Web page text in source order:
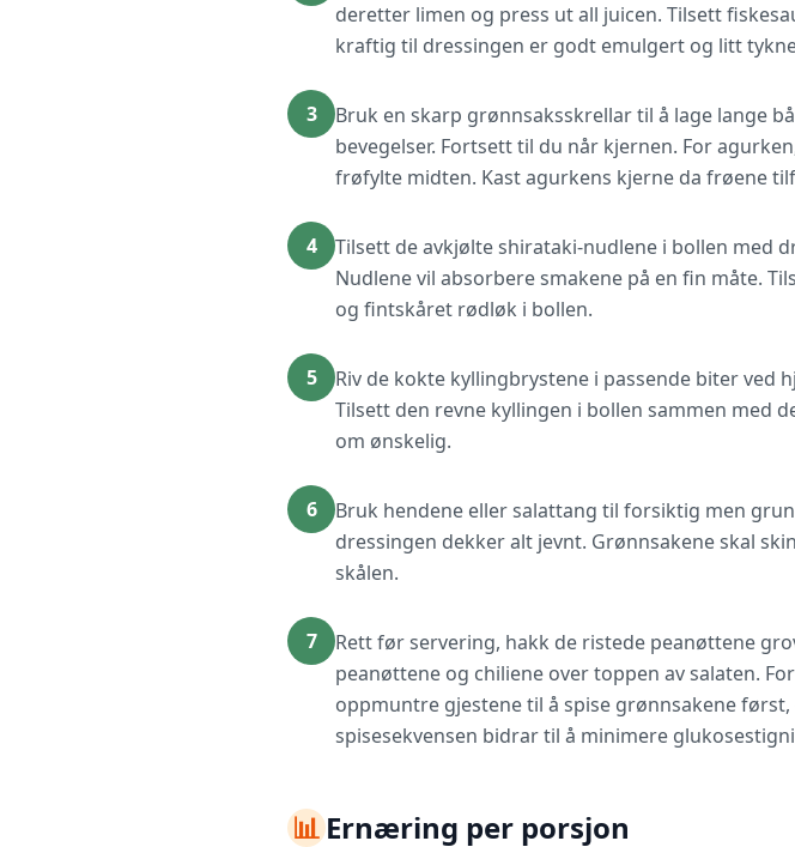
deretter limen og press ut all juicen. Tilsett
kraftig til dressingen er godt emulgert og litt
3
Bruk en skarp grønnsaksskrellar til å lage lange
bevegelser. Fortsett til du når kjernen. For
frøfylte midten. Kast agurkens kjerne da frøene
4
Tilsett de avkjølte shirataki-nudlene i bollen med
Nudlene vil absorbere smakene på en fin måte.
og fintskåret rødløk i bollen.
5
Riv de kokte kyllingbrystene i passende biter ved
Tilsett den revne kyllingen i bollen sammen med
om ønskelig.
6
Bruk hendene eller salattang til forsiktig men
dressingen dekker alt jevnt. Grønnsakene skal
skålen.
7
Rett før servering, hakk de ristede peanøttene
peanøttene og chiliene over toppen av salaten.
oppmuntre gjestene til å spise grønnsakene
spisesekvensen bidrar til å minimere
📊Ernæring per porsjon